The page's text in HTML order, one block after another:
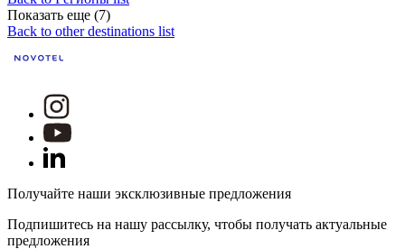
Показать еще (7)
Back to other destinations list
Получайте наши эксклюзивные предложения
Подпишитесь на нашу рассылку, чтобы получать актуальные
предложения